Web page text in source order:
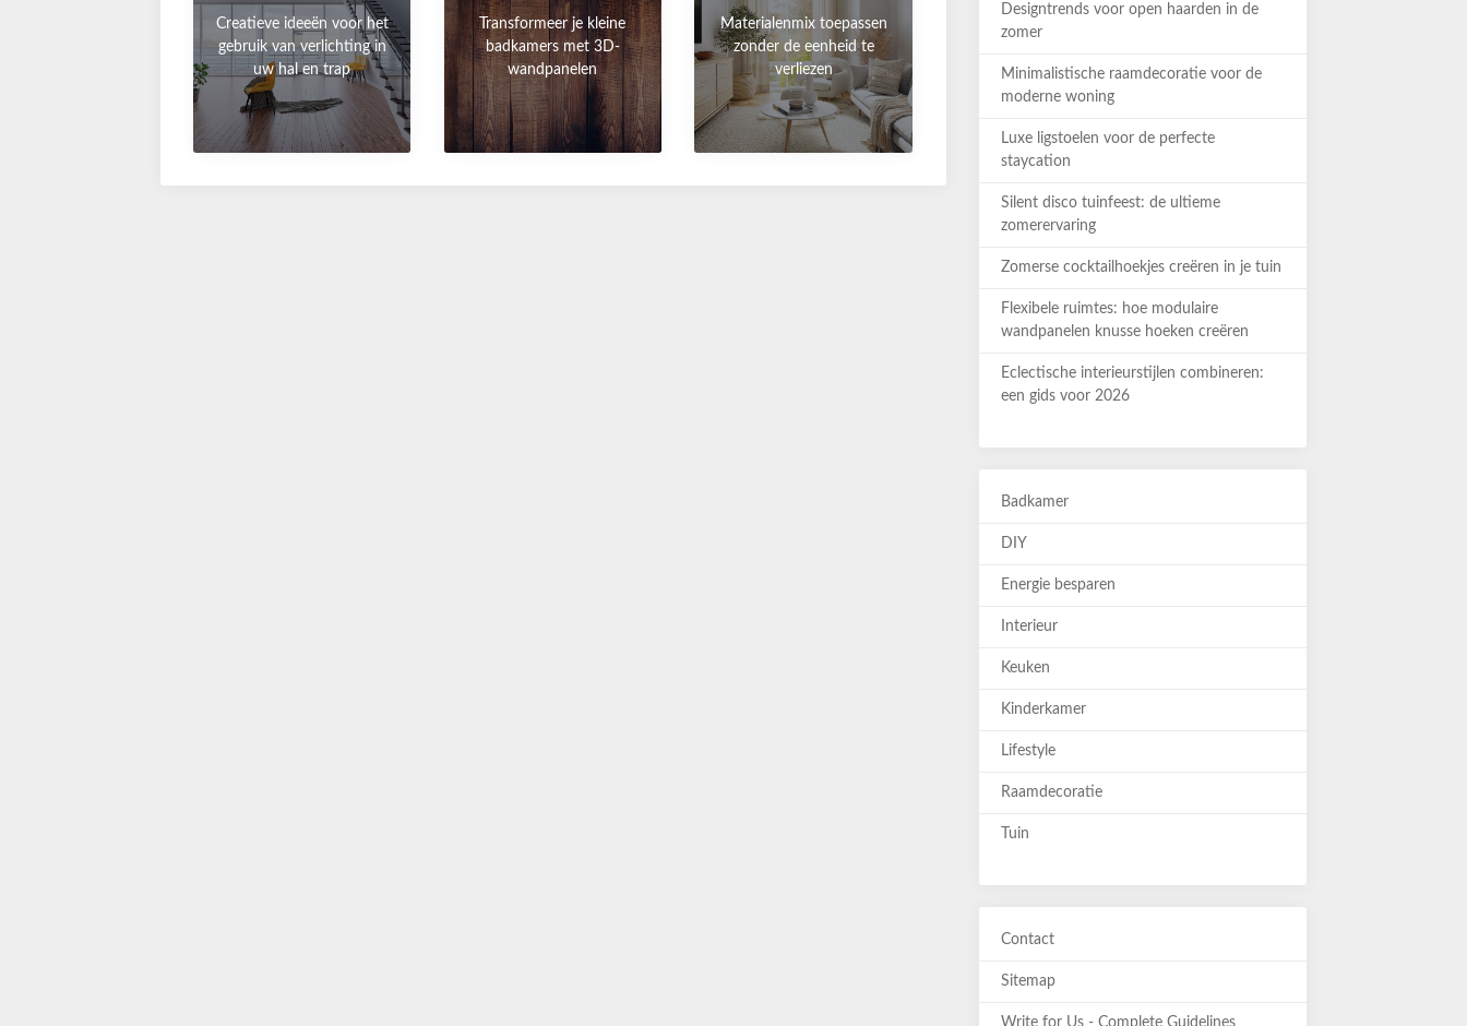
Creatieve ideeën voor het
gebruik van verlichting in
uw hal en trap
Transformeer je kleine
badkamers met 3D-
wandpanelen
Materialenmix toepassen
zonder de eenheid te
verliezen
Designtrends voor open haarden in de
zomer
Minimalistische raamdecoratie voor de
moderne woning
Luxe ligstoelen voor de perfecte
staycation
Silent disco tuinfeest: de ultieme
zomerervaring
Zomerse cocktailhoekjes creëren in je tuin
Flexibele ruimtes: hoe modulaire
wandpanelen knusse hoeken creëren
Eclectische interieurstijlen combineren:
een gids voor 2026
Badkamer
DIY
Energie besparen
Interieur
Keuken
Kinderkamer
Lifestyle
Raamdecoratie
Tuin
Contact
Sitemap
Write for Us - Complete Guidelines